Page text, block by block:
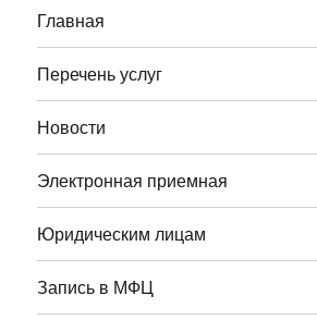
Главная
Перечень услуг
Новости
Электронная приемная
Юридическим лицам
Запись в МФЦ